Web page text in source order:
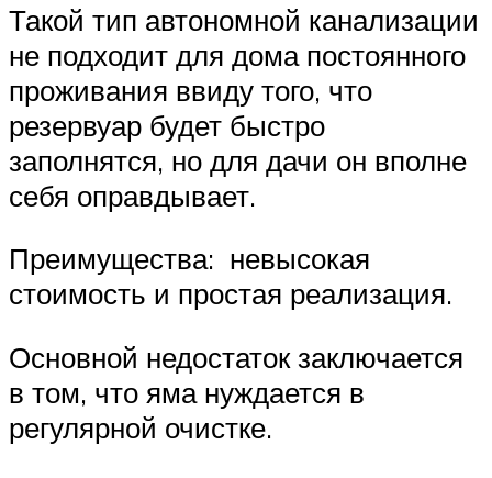
Такой тип автономной канализации
не подходит для дома постоянного
проживания ввиду того, что
резервуар будет быстро
заполнятся, но для дачи он вполне
себя оправдывает.
Преимущества: невысокая
стоимость и простая реализация.
Основной недостаток заключается
в том, что яма нуждается в
регулярной очистке.